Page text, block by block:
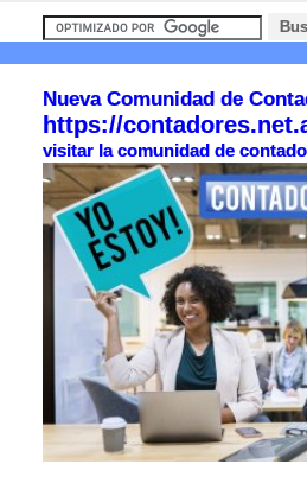
Nueva Comunidad de
https://
visitar la comunidad de